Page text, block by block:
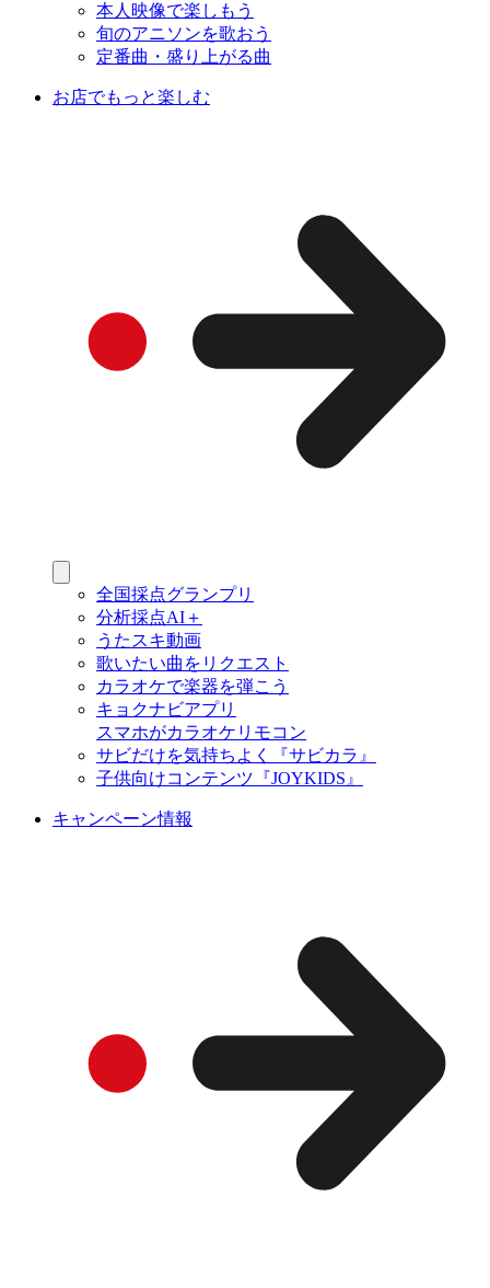
本人映像で楽しもう
旬のアニソンを歌おう
定番曲・盛り上がる曲
お店でもっと楽しむ
全国採点グランプリ
分析採点AI＋
うたスキ動画
歌いたい曲をリクエスト
カラオケで楽器を弾こう
キョクナビアプリ
スマホがカラオケリモコン
サビだけを気持ちよく『サビカラ』
子供向けコンテンツ『JOYKIDS』
キャンペーン情報